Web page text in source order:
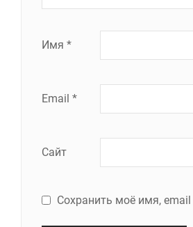
Имя *
Email *
Сайт
Сохранить моё имя,